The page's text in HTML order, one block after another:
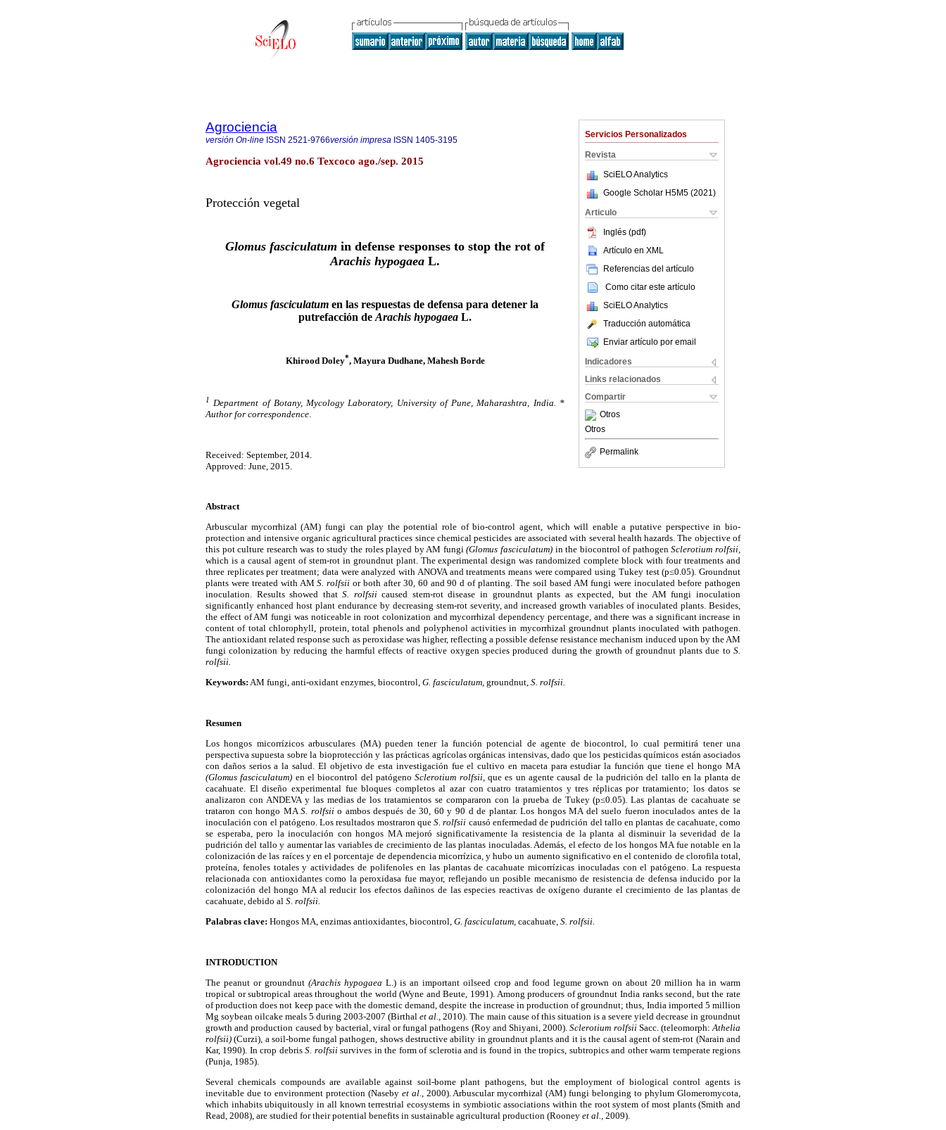
Servicios Personalizados
Revista
SciELO Analytics
Google Scholar H5M5 (2021 )
Articulo
Inglés (pdf)
Artículo en XML
Referencias del artículo
Como citar este artículo
SciELO Analytics
Traducción automática
Enviar artículo por email
Indicadores
Links relacionados
Compartir
Otros
Otros
Permalink
Agrociencia
versión On-line ISSN 2521-9766versión impresa ISSN 1405-3195
Agrociencia vol.49 no.6 Texcoco ago./sep. 2015
Protección vegetal
Glomus fasciculatum in defense responses to stop the rot of
Arachis hypogaea L.
Glomus fasciculatum en las respuestas de defensa para detener la
putrefacción de Arachis hypogaea L.
Khirood Doley*, Mayura Dudhane, Mahesh Borde
1 Department of Botany, Mycology Laboratory, University of Pune, Maharashtra, India. *
Author for correspondence.
Received: September, 2014.
Approved: June, 2015.
Abstract
Arbuscular mycorrhizal (AM) fungi can play the potential role of bio-control agent, which will enable a putative perspective in bio-
protection and intensive organic agricultural practices since chemical pesticides are associated with several health hazards. The objective of
this pot culture research was to study the roles played by AM fungi(Glomus fasciculatum) in the biocontrol of pathogenSclerotium rolfsii,
which is a causal agent of stem-rot in groundnut plant. The experimental design was randomized complete block with four treatments and
three replicates per treatment; data were analyzed with ANOVA and treatments means were compared using Tukey test (p≤0.05). Groundnut
plants were treated with AMS. rolfsii or both after 30, 60 and 90 d of planting. The soil based AM fungi were inoculated before pathogen
inoculation. Results showed thatS. rolfsiicaused stem-rot disease in groundnut plants as expected, but the AM fungi inoculation
significantly enhanced host plant endurance by decreasing stem-rot severity, and increased growth variables of inoculated plants. Besides,
the effect of AM fungi was noticeable in root colonization and mycorrhizal dependency percentage, and there was a significant increase in
content of total chlorophyll, protein, total phenols and polyphenol activities in mycorrhizal groundnut plants inoculated with pathogen.
The antioxidant related response such as peroxidase was higher, reflecting a possible defense resistance mechanism induced upon by the AM
fungi colonization by reducing the harmful effects of reactive oxygen species produced during the growth of groundnut plants due to S.
rolfsii.
Keywords: AM fungi, anti-oxidant enzymes, biocontrol, G. fasciculatum, groundnut, S. rolfsii.
Resumen
Los hongos micorrízicos arbusculares (MA) pueden tener la función potencial de agente de biocontrol, lo cual permitirá tener una
perspectiva supuesta sobre la bioprotección y las prácticas agrícolas orgánicas intensivas, dado que los pesticidas químicos están asociados
con daños serios a la salud. El objetivo de esta investigación fue el cultivo en maceta para estudiar la función que tiene el hongo MA
(Glomus fasciculatum) en el biocontrol del patógenoSclerotium rolfsii, que es un agente causal de la pudrición del tallo en la planta de
cacahuate. El diseño experimental fue bloques completos al azar con cuatro tratamientos y tres réplicas por tratamiento; los datos se
analizaron con ANDEVA y las medias de los tratamientos se compararon con la prueba de Tukey (p≤0.05). Las plantas de cacahuate se
trataron con hongo MAS. rolfsiio ambos después de 30, 60 y 90 d de plantar. Los hongos MA del suelo fueron inoculados antes de la
inoculación con el patógeno. Los resultados mostraron que S. rolfsii causó enfermedad de pudrición del tallo en plantas de cacahuate, como
se esperaba, pero la inoculación con hongos MA mejoró significativamente la resistencia de la planta al disminuir la severidad de la
pudrición del tallo y aumentar las variables de crecimiento de las plantas inoculadas. Además, el efecto de los hongos MA fue notable en la
colonización de las raíces y en el porcentaje de dependencia micorrízica, y hubo un aumento significativo en el contenido de clorofila total,
proteína, fenoles totales y actividades de polifenoles en las plantas de cacahuate micorrízicas inoculadas con el patógeno. La respuesta
relacionada con antioxidantes como la peroxidasa fue mayor, reflejando un posible mecanismo de resistencia de defensa inducido por la
colonización del hongo MA al reducir los efectos dañinos de las especies reactivas de oxígeno durante el crecimiento de las plantas de
cacahuate, debido al S. rolfsii.
Palabras clave: Hongos MA, enzimas antioxidantes, biocontrol, G. fasciculatum, cacahuate, S. rolfsii.
INTRODUCTION
The peanut or groundnut (Arachis hypogaea L.) is an important oilseed crop and food legume grown on about 20 million ha in warm
tropical or subtropical areas throughout the world (Wyne and Beute, 1991). Among producers of groundnut India ranks second, but the rate
of production does not keep pace with the domestic demand, despite the increase in production of groundnut; thus, India imported 5 million
Mg soybean oilcake meals 5 during 2003-2007 (Birthalet al., 2010). The main cause of this situation is a severe yield decrease in groundnut
growth and production caused by bacterial, viral or fungal pathogens (Roy and Shiyani, 2000).Sclerotium rolfsiiSacc. (teleomorph:Athelia
rolfsii) (Curzi), a soil-borne fungal pathogen, shows destructive ability in groundnut plants and it is the causal agent of stem-rot (Narain and
Kar, 1990). In crop debrisS. rolfsiisurvives in the form of sclerotia and is found in the tropics, subtropics and other warm temperate regions
(Punja, 1985).
Several chemicals compounds are available against soil-borne plant pathogens, but the employment of biological control agents is
inevitable due to environment protection (Naseby et al.,
2000). Arbuscular mycorrhizal (AM) fungi belonging to phylum Glomeromycota,
which inhabits ubiquitously in all known terrestrial ecosystems in symbiotic associations within the root system of most plants (Smith and
Read, 2008), are studied for their potential benefits in sustainable agricultural production (Rooney et al., 2009).